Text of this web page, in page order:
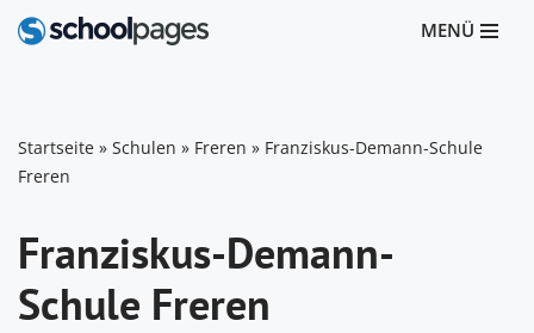
MENÜ
Startseite » Schulen » Freren » Franziskus-Demann-Schule
Freren
Franziskus-Demann-
Schule Freren